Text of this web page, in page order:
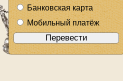
Банковская карта
Мобильный платёж